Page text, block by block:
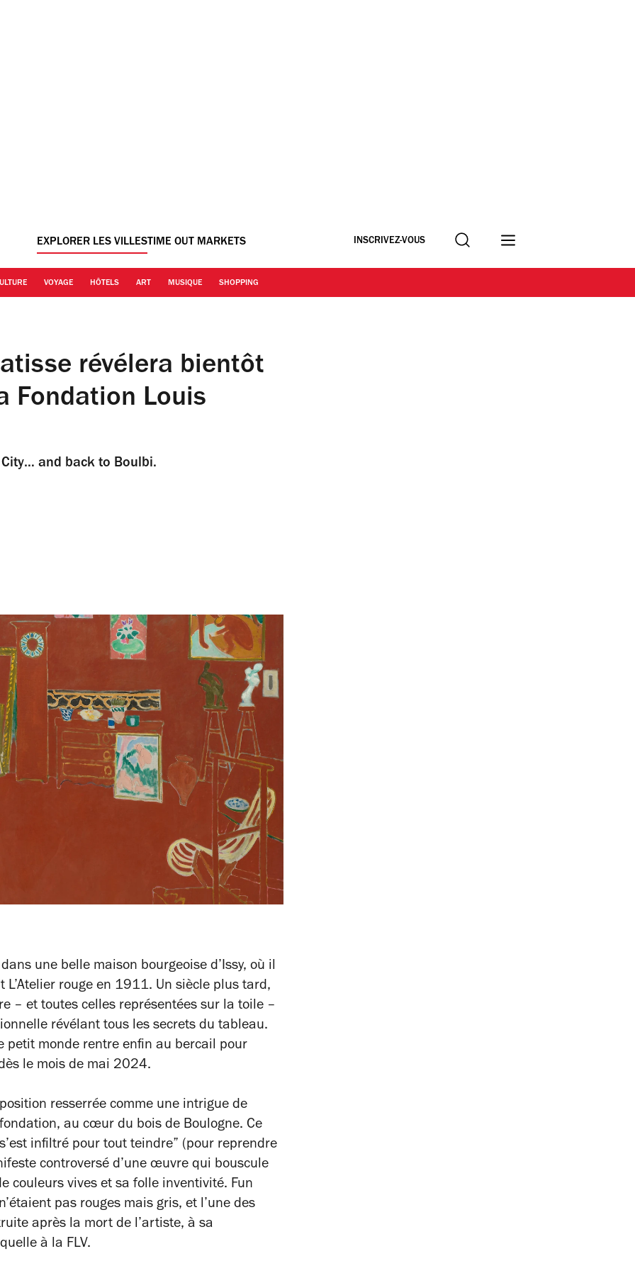
EXPLORER LES VILLESTIME OUT MARKETS INSCRIVEZ-VOUS Recherche
VOYAGE HÔTELS ART MUSIQUE SHOPPING
révélera bientôt
Fondation Louis
and back to Boulbi.
une belle maison bourgeoise d’Issy, où il
L’Atelier rouge en 1911. Un siècle plus tard,
– et toutes celles représentées sur la toile –
révélant tous les secrets du tableau.
petit monde rentre enfin au bercail pour
le mois de mai 2024.
resserrée comme une intrigue de
au cœur du bois de Boulogne. Ce
infiltré pour tout teindre” (pour reprendre
controversé d’une œuvre qui bouscule
couleurs vives et sa folle inventivité. Fun
pas rouges mais gris, et l’une des
après la mort de l’artiste, à sa
à la FLV.